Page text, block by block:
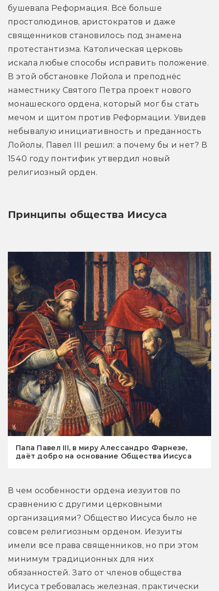
бушевала Реформация. Всё больше
простолюдинов, аристократов и даже
священников становилось под знамена
протестантизма. Католическая церковь
искала любые способы исправить положение.
В этой обстановке Лойола и преподнёс
наместнику Святого Петра проект нового
монашеского ордена, который мог бы стать
мечом и щитом против Реформации. Увидев
небывалую инициативность и преданность
Лойолы, Павел III решил: а почему бы и нет? В
1540 году понтифик утвердил новый
религиозный орден.
Принципы общества Иисуса
Папа Павел III, в миру Алессандро Фарнезе,
даёт добро на основание Общества Иисуса
В чем особенности ордена иезуитов по
сравнению с другими церковными
организациями? Общество Иисуса было не
совсем религиозным орденом. Иезуиты
имели все права священников, но при этом
минимум традиционных для них
обязанностей. Зато от членов общества
Иисуса требовалась железная, практически